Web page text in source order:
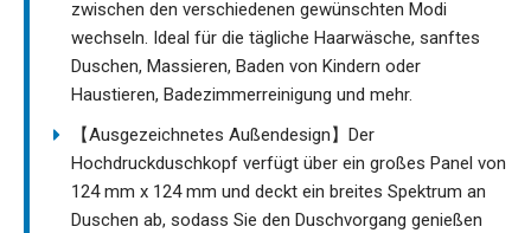
zwischen den verschiedenen gewünschten Modi
wechseln. Ideal für die tägliche Haarwäsche, sanftes
Duschen, Massieren, Baden von Kindern oder
Haustieren, Badezimmerreinigung und mehr.
【Ausgezeichnetes Außendesign】Der
Hochdruckduschkopf verfügt über ein großes Panel von
124 mm x 124 mm und deckt ein breites Spektrum an
Duschen ab, sodass Sie den Duschvorgang genießen